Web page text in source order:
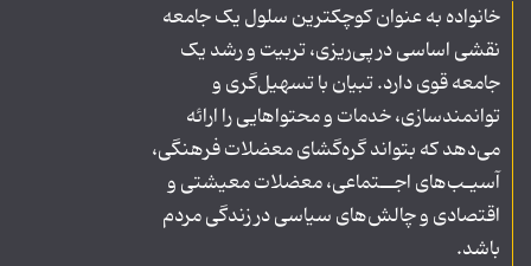
خانواده به عنوان کوچکترین سلول یک جامعه
نقشی اساسی در پی‌ریزی، تربیت و رشد یک
جامعه قوی دارد. تبیان با تسهیل‌گری و
توانمندسازی، خدمات و محتواهایی را ارائه
می‌دهد که بتواند گره‌گشای معضلات فرهنگی،
آسیـب‌های اجــتماعی، معضلات معیشتی و
اقتصادی و چالش‌های سیاسی در زندگی مردم
باشد.